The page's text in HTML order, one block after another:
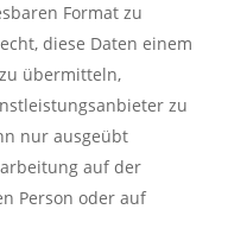
Format zu
diese Daten einem
übermitteln,
zu
nur ausgeübt
auf der
Person oder auf